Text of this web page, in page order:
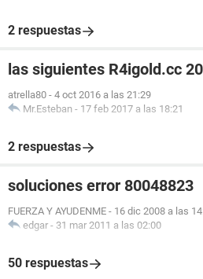
2 respuestas
las siguientes R4igold.cc
atrella80 - 4 oct 2016 a las 21:29
Mr.Esteban - 17 feb 2017 a las 18:21
2 respuestas
soluciones error 80048823
FUERZA Y AYUDENME - 16 dic 2008 a las
edgar - 31 mar 2011 a las 02:00
50 respuestas